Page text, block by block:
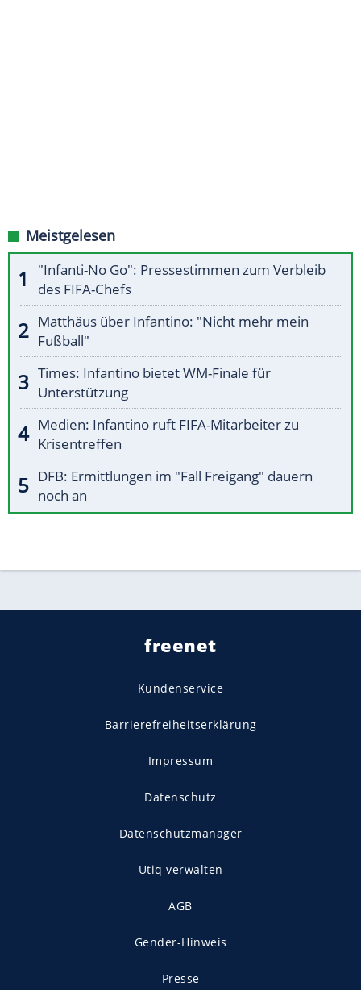
Meistgelesen
"Infanti-No Go": Pressestimmen zum Verbleib
des FIFA-Chefs
Matthäus über Infantino: "Nicht mehr mein
Fußball"
Times: Infantino bietet WM-Finale für
Unterstützung
Medien: Infantino ruft FIFA-Mitarbeiter zu
Krisentreffen
DFB: Ermittlungen im "Fall Freigang" dauern
noch an
freenet
Kundenservice
Barrierefreiheitserklärung
Impressum
Datenschutz
Datenschutzmanager
Utiq verwalten
AGB
Gender-Hinweis
Presse